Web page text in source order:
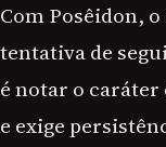
Com Posêidon,
tentativa de
é notar o caráter
e exige